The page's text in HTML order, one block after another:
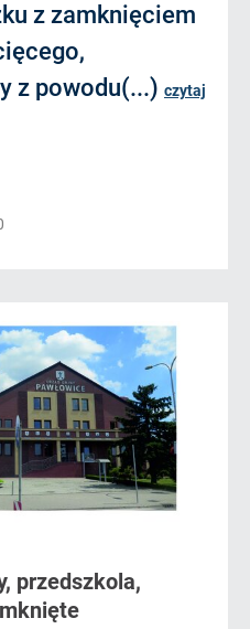
z zamknięciem
z powodu(...) czytaj
przedszkola,